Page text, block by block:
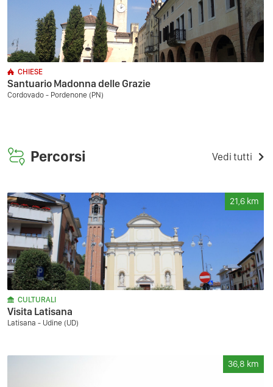
CHIESE
Santuario Madonna delle Grazie
Cordovado - Pordenone (PN)
Percorsi Vedi tutti
21,6 km
CULTURALI
Visita Latisana
Latisana - Udine (UD)
36,8 km